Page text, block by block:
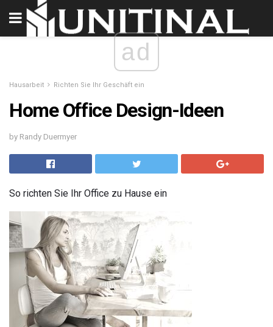
ad
Hausarbeit Richten Sie Ihr Geschäft ein
Home Office Design-Ideen
by Randy Duermyer
So richten Sie Ihr Office zu Hause ein